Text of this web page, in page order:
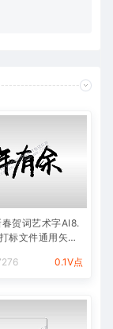
贺词艺术字AI8.
标文件通用矢量
0.1V点